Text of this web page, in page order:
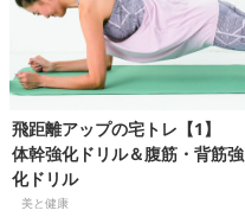
飛距離アップの宅トレ【1】
体幹強化ドリル＆腹筋・背筋強
化ドリル
美と健康